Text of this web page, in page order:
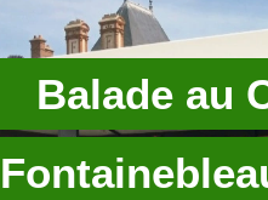
Balade au